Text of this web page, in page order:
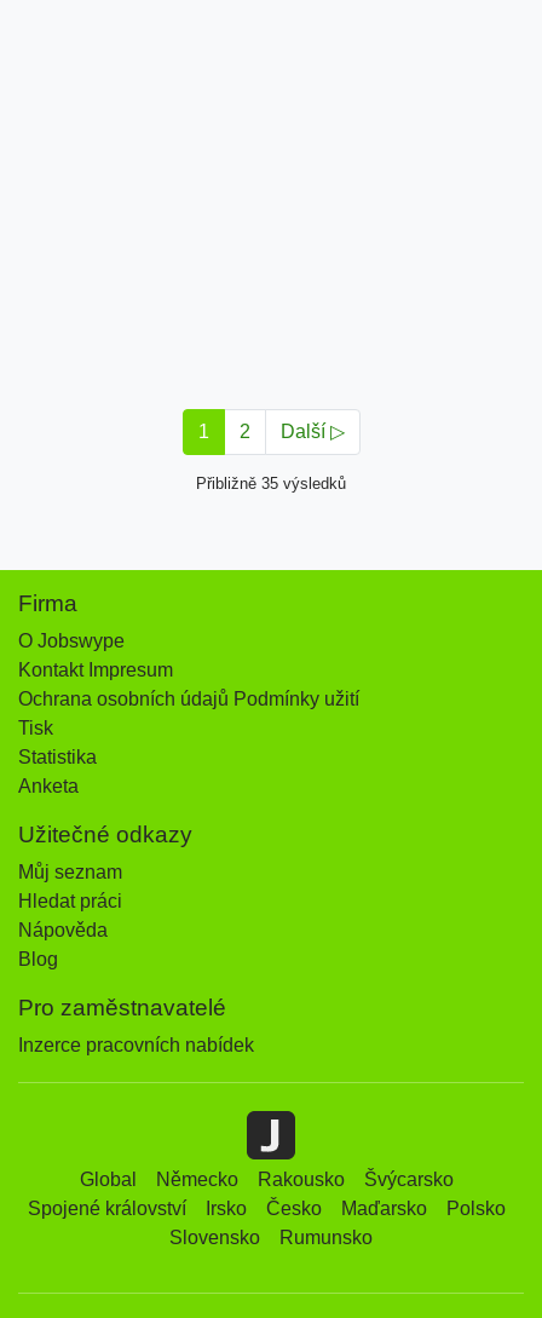
1 2 Další ▷
Přibližně 35 výsledků
Firma
O Jobswype
Kontakt Impresum
Ochrana osobních údajů Podmínky užití
Tisk
Statistika
Anketa
Užitečné odkazy
Můj seznam
Hledat práci
Nápověda
Blog
Pro zaměstnavatelé
Inzerce pracovních nabídek
Global Německo Rakousko
Švýcarsko
Spojené království
Irsko Česko Maďarsko
Polsko
Slovensko
Rumunsko